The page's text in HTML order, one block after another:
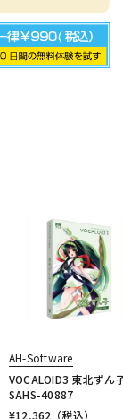
AH-Software
VOCALOID3 東北ずん
SAHS-40887
¥12,362 （税込）